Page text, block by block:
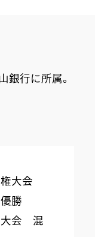
銀行に所属。
大会
勝
大会 混